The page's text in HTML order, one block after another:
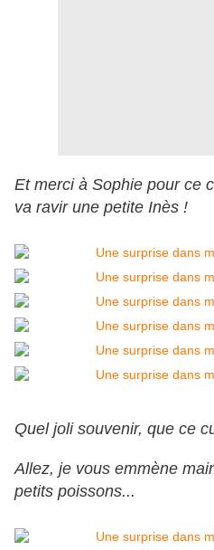
Et merci à Sophie pour ce
va ravir une petite Inès !
Quel joli souvenir, que ce
Allez, je vous emmène
petits poissons...